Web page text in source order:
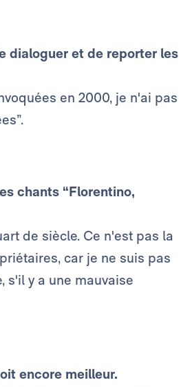
dialoguer et de reporter les
en 2000, je n'ai pas
chants “Florentino,
de siècle. Ce n'est pas la
car je ne suis pas
s'il y a une mauvaise
encore meilleur.